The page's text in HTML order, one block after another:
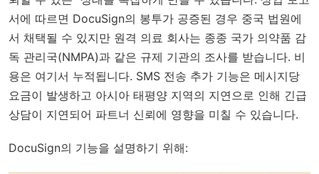
서에 따르면 DocuSign의 봉투가 공증된 경우 중국 법원에
서 채택될 수 있지만 원격 의료 회사는 종종 국가 의약품 감
독 관리국(NMPA)과 같은 규제 기관의 조사를 받습니다. 비
용은 여기서 누적됩니다. SMS 전송 추가 기능은 메시지당
요금이 발생하고 아시아 태평양 지역의 지연으로 인해 긴급
상담이 지연되어 파트너 신뢰에 영향을 미칠 수 있습니다.
DocuSign의 기능을 설명하기 위해: